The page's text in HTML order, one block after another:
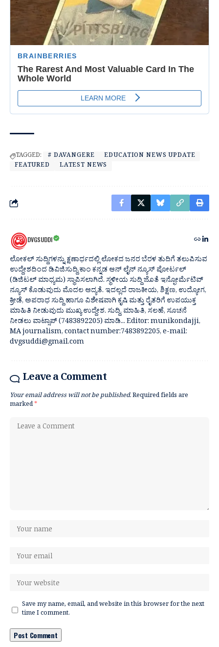
TAGGED: # DAVANGERE
EDUCATION NEWS UPDATE
FEATURED
LATEST NEWS
DVGSUDDI
ಲೋಕಲ್ ಸುದ್ದಿಗಳನ್ನು ಕ್ಷಣಾರ್ಧದಲ್ಲಿ ಲೋಕದ ಜನರ ಬೆರಳ ತುದಿಗೆ ತಲುಪಿಸುವ
ಉದ್ದೇಶದಿಂದ ಡಿವಿಜಿಸುದ್ದಿ.ಕಾಂ ಕನ್ನಡ ಆನ್ ಲೈನ್ ನ್ಯೂಸ್ ಪೋರ್ಟಲ್
(ಡಿಜಿಟಲ್ ಮಾಧ್ಯಮ) ಸ್ಥಾಪಿಸಲಾಗಿದೆ. ಸ್ಥಳೀಯ ಸುದ್ದಿ ಜೊತೆ ಇನ್ಫೋರ್ಮೆಟಿವ್
ನ್ಯೂಸ್ ಕೊಡುವುದು ಮೊದಲ ಆದ್ಯತೆ. ಇದಲ್ಲದೆ ರಾಜಕೀಯ, ಶಿಕ್ಷಣ, ಉದ್ಯೋಗ,
ಕ್ರೀಡೆ, ಅಪರಾಧ ಸುದ್ದಿ ಹಾಗೂ ವಿಶೇಷವಾಗಿ ಕೃಷಿ ಮತ್ತು ರೈತರಿಗೆ ಉಪಯುಕ್ತ
ಮಾಹಿತಿ ನೀಡುವುದು ಮುಖ್ಯ ಉದ್ದೇಶ. ಸುದ್ದಿ, ಮಾಹಿತಿ, ಸಲಹೆ, ಸೂಚನೆ
ನೀಡಲು ವಾಟ್ಸಾಪ್ (7483892205) ಮಾಡಿ... Editor: munikondajji,
MA journalism, contact number:7483892205, e-mail:
dvgsuddi@gmail.com
Leave a Comment
Your email address will not be published.Required fields are
marked*
Save my name, email, and website in this browser for the next
time I comment.